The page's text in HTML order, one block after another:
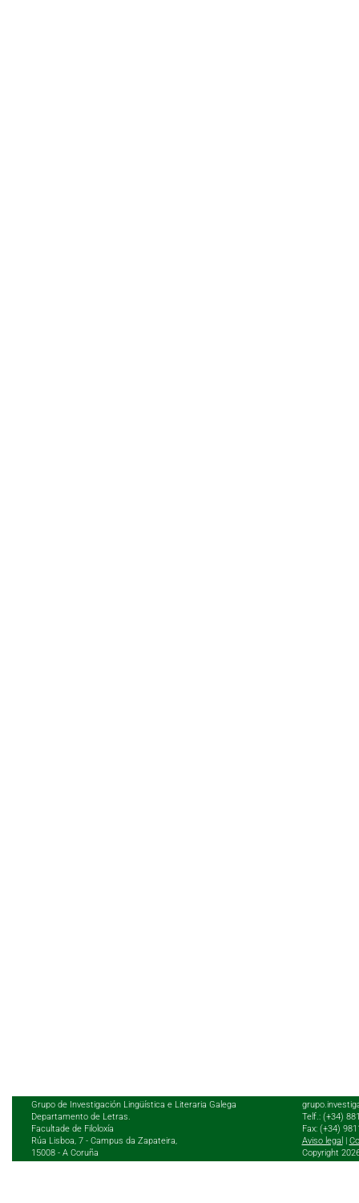
Grupo de Investigación Lingüística e Literaria Galega
Departamento de Letras.
Facultade de Filoloxía
Rúa Lisboa, 7 - Campus da Zapateira,
15008 - A Coruña
Telf.: (+34)
Fax: (+34)
Aviso legal
Copyright